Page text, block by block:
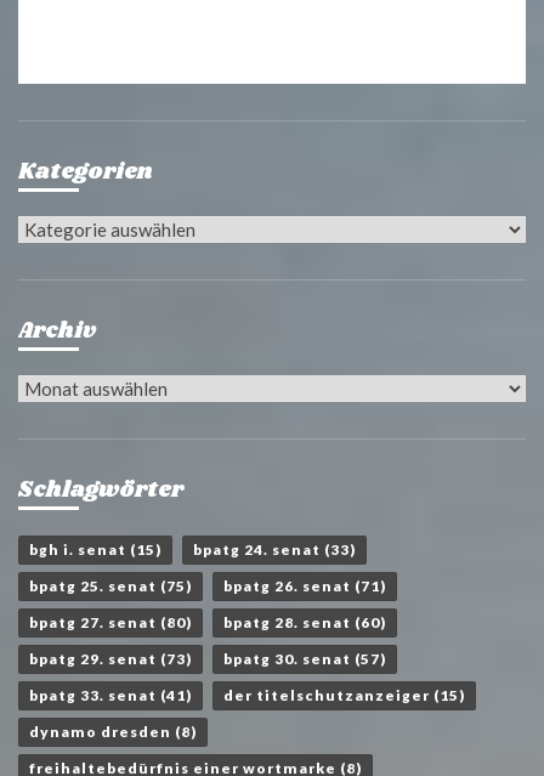
Kategorien
Kategorien
Archiv
Archiv
Schlagwörter
bgh i. senat (15) bpatg 24. senat (33)
bpatg 25. senat (75) bpatg 26. senat (71)
bpatg 27. senat (80) bpatg 28. senat (60)
bpatg 29. senat (73) bpatg 30. senat (57)
bpatg 33. senat (41) der titelschutzanzeiger (15)
dynamo dresden (8)
freihaltebedürfnis einer wortmarke (8)